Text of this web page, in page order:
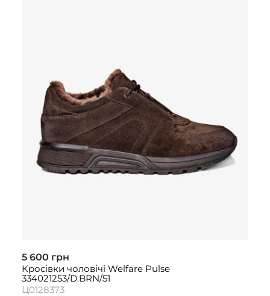
5 600 грн
Кросівки чоловічі Welfare Pulse
334021253/D.BRN/51
Ц0128373